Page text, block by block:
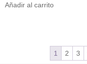
Añadir al carrito
1 2 3